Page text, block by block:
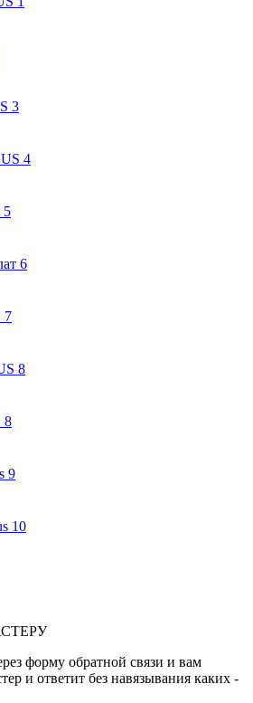
3
4
5
6
7
8
8
9
10
форму обратной связи и вам
и ответит без навязывания каких -